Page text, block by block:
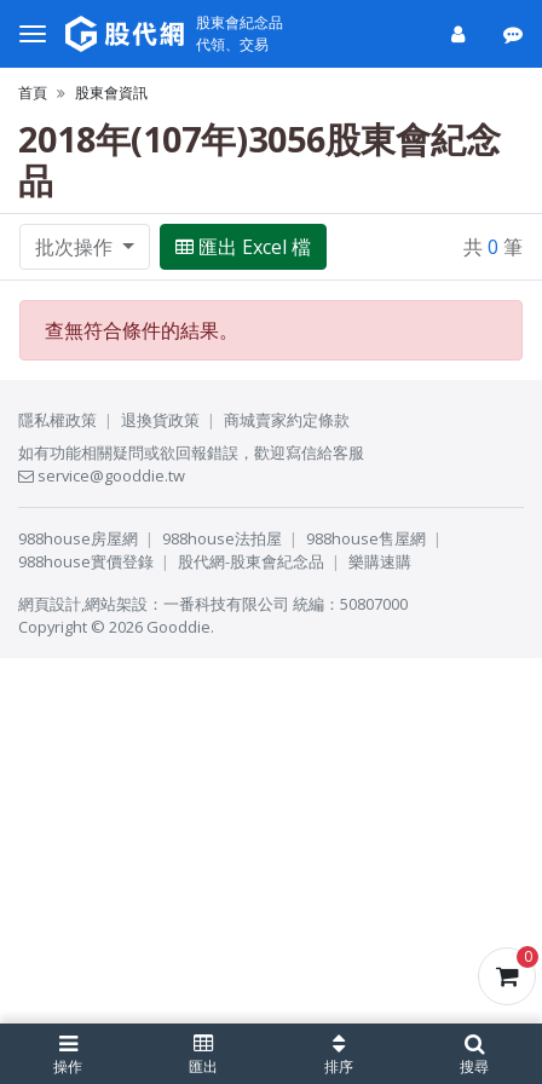
0
股東會紀念品
代領、交易
首頁 股東會資訊
2018年(107年)3056股東會紀念
品
批次操作 匯出 Excel 檔 共0 筆
查無符合條件的結果。
操作 匯出 排序 搜尋
隱私權政策 退換貨政策
商城賣家約定條款
如有功能相關疑問或欲回報錯誤，歡迎寫信給客服
service@gooddie.tw
988house房屋網 988house法拍屋
988house售屋網
988house實價登錄
股代網-股東會紀念品
樂購速購
網頁設計,網站架設 ： 一番科技有限公司 統編：50807000
Copyright © 2026 Gooddie.